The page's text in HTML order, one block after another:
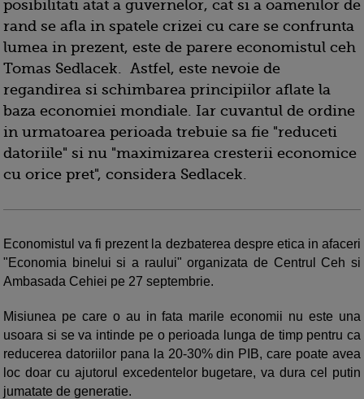
posibilitati atat a guvernelor, cat si a oamenilor de
rand se afla in spatele crizei cu care se confrunta
lumea in prezent, este de parere economistul ceh
Tomas Sedlacek. Astfel, este nevoie de
regandirea si schimbarea principiilor aflate la
baza economiei mondiale. Iar cuvantul de ordine
in ur­ma­toarea perioada tre­buie sa fie "reduceti
da­to­riile" si nu "maximi­zarea cresterii economi­ce
cu orice pret", considera Sedlacek.
Economistul va fi prezent la dezbaterea des­pre etica in afaceri
"Economia binelui si a raului" organizata de Centrul Ceh si
Ambasada Cehiei pe 27 septembrie.
Misiunea pe care o au in fata marile eco­nomii nu este una
usoara si se va in­tinde pe o perioada lunga de timp pen­tru ca
reducerea datoriilor pana la 20-30% din PIB, care poate avea
loc doar cu ajutorul excedentelor bugetare, va dura cel putin
jumatate de generatie.